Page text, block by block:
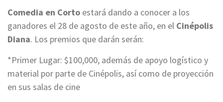
Comedia en Corto estará dando a conocer a los
ganadores el 28 de agosto de este año, en el Cinépolis
Diana. Los premios que darán serán:
*Primer Lugar: $100,000, además de apoyo logístico y
material por parte de Cinépolis, así como de proyección
en sus salas de cine